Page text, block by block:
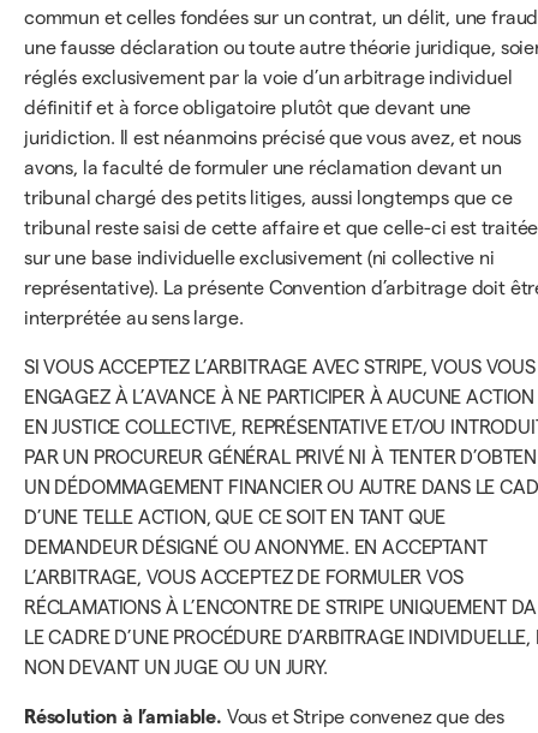
commun et celles fondées sur un contrat, un délit, une
une fausse déclaration ou toute autre théorie juridique,
réglés exclusivement par la voie d’un arbitrage individuel
définitif et à force obligatoire plutôt que devant une
juridiction. Il est néanmoins précisé que vous avez, et nous
avons, la faculté de formuler une réclamation devant un
tribunal chargé des petits litiges, aussi longtemps que ce
tribunal reste saisi de cette affaire et que celle-ci est traitée
sur une base individuelle exclusivement (ni collective ni
représentative). La présente Convention d’arbitrage doit
interprétée au sens large.
SI VOUS ACCEPTEZ L’ARBITRAGE AVEC STRIPE, VOUS VOUS
ENGAGEZ À L’AVANCE À NE PARTICIPER À AUCUNE ACTION
EN JUSTICE COLLECTIVE, REPRÉSENTATIVE ET/OU
PAR UN PROCUREUR GÉNÉRAL PRIVÉ NI À TENTER
UN DÉDOMMAGEMENT FINANCIER OU AUTRE DANS LE
D’UNE TELLE ACTION, QUE CE SOIT EN TANT QUE
DEMANDEUR DÉSIGNÉ OU ANONYME. EN ACCEPTANT
L’ARBITRAGE, VOUS ACCEPTEZ DE FORMULER VOS
RÉCLAMATIONS À L’ENCONTRE DE STRIPE UNIQUEMENT
LE CADRE D’UNE PROCÉDURE D’ARBITRAGE INDIVIDUELLE,
NON DEVANT UN JUGE OU UN JURY.
Résolution à l’amiable. Vous et Stripe convenez que des